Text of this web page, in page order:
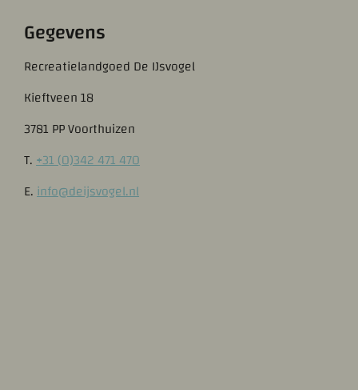
Gegevens
Recreatielandgoed De IJsvogel
Kieftveen 18
3781 PP Voorthuizen
T.+31 (0)342 471 470
E.info@deijsvogel.nl